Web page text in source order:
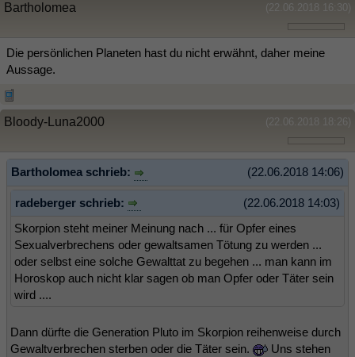
(22.06.2018 16:30)
Bartholomea
Die persönlichen Planeten hast du nicht erwähnt, daher meine
Aussage.
(22.06.2018 18:26)
Bloody-Luna2000
(22.06.2018 14:06)
Bartholomea schrieb:
(22.06.2018 14:03)
radeberger schrieb:
Skorpion steht meiner Meinung nach ... für Opfer eines
Sexualverbrechens oder gewaltsamen Tötung zu werden ...
oder selbst eine solche Gewalttat zu begehen ... man kann im
Horoskop auch nicht klar sagen ob man Opfer oder Täter sein
wird ....
Dann dürfte die Generation Pluto im Skorpion reihenweise durch
Gewaltverbrechen sterben oder die Täter sein.
Uns stehen